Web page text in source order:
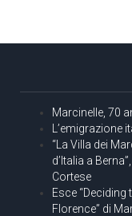
Marcinelle, 70
L’emigrazione
“La Villa dei
d’Italia a
Cortese
Esce
Florence” di